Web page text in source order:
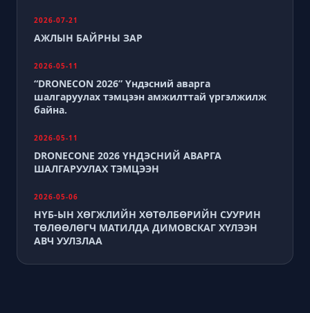
2026-07-21
АЖЛЫН БАЙРНЫ ЗАР
2026-05-11
“DRONECON 2026” Үндэсний аварга
шалгаруулах тэмцээн амжилттай үргэлжилж
байна.
2026-05-11
DRONECONE 2026 ҮНДЭСНИЙ АВАРГА
ШАЛГАРУУЛАХ ТЭМЦЭЭН
2026-05-06
НҮБ-ЫН ХӨГЖЛИЙН ХӨТӨЛБӨРИЙН СУУРИН
ТӨЛӨӨЛӨГЧ МАТИЛДА ДИМОВСКАГ ХҮЛЭЭН
АВЧ УУЛЗЛАА